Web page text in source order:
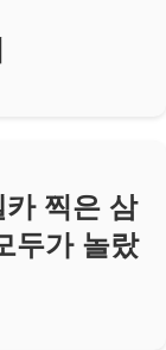
찍은 삼
두가 놀랐